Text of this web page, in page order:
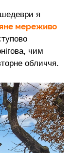
я
мереживо
чим
обличчя.